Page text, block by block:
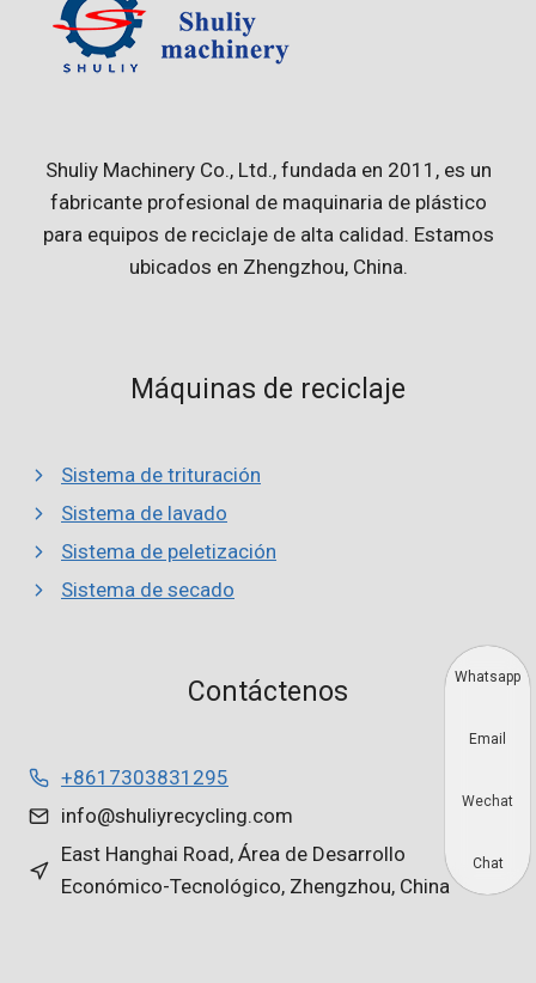
Shuliy Machinery Co., Ltd., fundada en 2011, es un
fabricante profesional de maquinaria de plástico
para equipos de reciclaje de alta calidad. Estamos
ubicados en Zhengzhou, China.
Máquinas de reciclaje
Sistema de trituración
Sistema de lavado
Sistema de peletización
Sistema de secado
Contáctenos
+8617303831295
info@shuliyrecycling.com
East Hanghai Road, Área de Desarrollo
Económico-Tecnológico, Zhengzhou, China
Whatsapp
Email
Wechat
Chat